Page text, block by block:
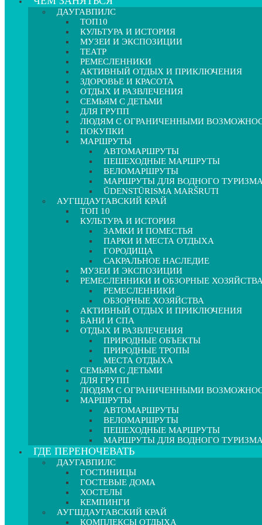
ДАУГАВПИЛС
ТОП10
КУЛЬТУРА И ИСТОРИЯ
МУЗЕИ И ЭКСПОЗИЦИИ
ТЕАТР
РЕМЕСЛЕННИКИ
АКТИВНЫЙ ОТДЫХ И ПРИКЛЮЧЕНИЯ
ЗДОРОВЬЕ И КРАСОТА
ОТДЫХ И РАЗВЛЕЧЕНИЯ
СЕМЬЯМ С ДЕТЬМИ
ДЛЯ ГРУПП
ЛЮДЯМ С ОГРАНИЧЕННЫМИ
ПОКУПКИ
МАРШРУТЫ
АВТОМАРШРУТЫ
ПЕШЕХОДНЫЕ МАРШРУТЫ
ВЕЛОМАРШРУТЫ
МАРШРУТЫ ДЛЯ ВОДНОГО ТУРИЗМА
ŪDENSTŪRISMA MARŠRUTI
АУГШДАУГАВСКИЙ КРАЙ
ТОП 10
КУЛЬТУРА И ИСТОРИЯ
ЗАМКИ И ПОМЕСТЬЯ
ПАРКИ И МЕСТА ОТДЫХА
ГОРОДИЩА
САКРАЛЬНОЕ НАСЛЕДИЕ
МУЗЕИ И ЭКСПОЗИЦИИ
РЕМЕСЛЕННИКИ И ОБЗОРНЫЕ ХОЗЯЙСТВА
РЕМЕСЛЕННИКИ
ОБЗОРНЫЕ ХОЗЯЙСТВА
АКТИВНЫЙ ОТДЫХ И ПРИКЛЮЧЕНИЯ
БАНИ И СПА
ОТДЫХ И РАЗВЛЕЧЕНИЯ
ПРИРОДНЫЕ ОБЪЕКТЫ
ПРИРОДНЫЕ ТРОПЫ
МЕСТА ОТДЫХА
СЕМЬЯМ С ДЕТЬМИ
ДЛЯ ГРУПП
ЛЮДЯМ С ОГРАНИЧЕННЫМИ
МАРШРУТЫ
АВТОМАРШРУТЫ
ВЕЛОМАРШРУТЫ
ПЕШЕХОДНЫЕ МАРШРУТЫ
МАРШРУТЫ ДЛЯ ВОДНОГО ТУРИЗМА
ГДЕ ПЕРЕНОЧЕВАТЬ
ДАУГАВПИЛС
ГОСТИНИЦЫ
ГОСТЕВЫЕ ДОМА
ХОСТЕЛЫ
КЕМПИНГИ
АУГШДАУГАВСКИЙ КРАЙ
КОМПЛЕКСЫ ОТДЫХА